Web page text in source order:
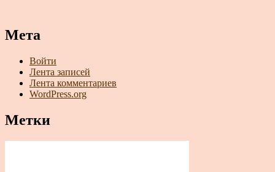
Мета
Войти
Лента записей
Лента комментариев
WordPress.org
Метки